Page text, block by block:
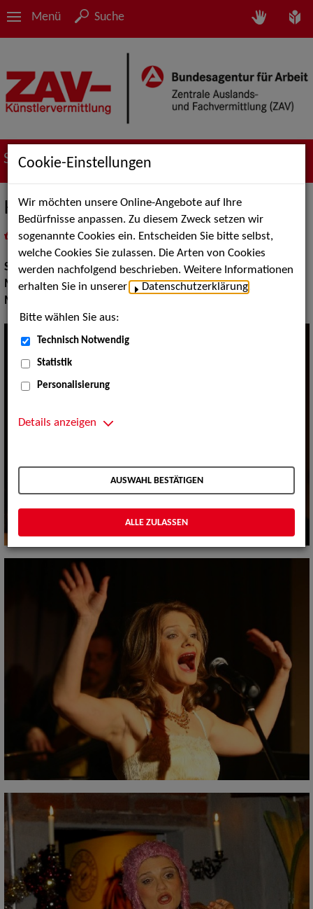
Menü Suche
Suche nach Künstler*innen
Kathy Leen
als PDF speichern
inMeine Merklistelegen
Show:Musik Shows
Moderation:Moderator / Moderatorin
Musik Shows:
Cookie-Einstellungen
Wir möchten unsere Online-Angebote auf Ihre
Bedürfnisse anpassen. Zu diesem Zweck setzen wir
sogenannte Cookies ein. Entscheiden Sie bitte selbst,
welche Cookies Sie zulassen. Die Arten von Cookies
werden nachfolgend beschrieben. Weitere Informationen
erhalten Sie in unserer
Datenschutzerklärung
Bitte wählen Sie aus:
Technisch Notwendig
Statistik
Personalisierung
Details anzeigen
AUSWAHL BESTÄTIGEN
ALLE ZULASSEN